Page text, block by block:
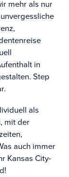
mehr als nur
in
Step
als
mit der
auch immer
Kansas City-